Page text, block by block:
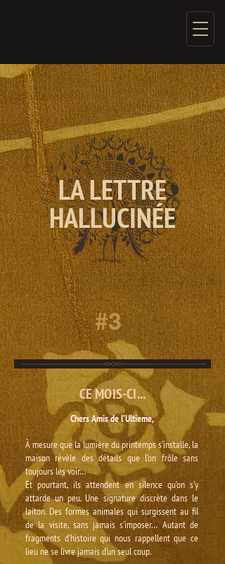
LA LETTRE
HALLUCINÉE
#3
CE MOIS-CI...
Chers Amis de l’Ultieme,
À mesure que la lumière du printemps s’installe, la
maison révèle des détails que l’on frôle sans
toujours les voir…
Et pourtant, ils attendent en silence qu’on s’y
attarde un peu. Une signature discrète dans le
laiton. Des formes animales qui surgissent au fil
de la visite, sans jamais s’imposer… Autant de
fragments d’histoire qui nous rappellent que ce
lieu ne se livre jamais d’un seul coup.